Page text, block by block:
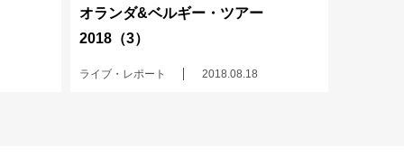
オランダ&ベルギー・ツアー
2018（3）
ライブ・レポート 2018.08.18